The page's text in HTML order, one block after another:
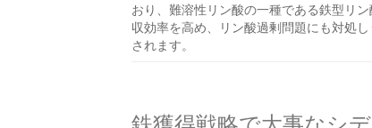
おり、難溶性リン酸の一種である鉄型リ
収効率を高め、リン酸過剰問題にも対処
されます。